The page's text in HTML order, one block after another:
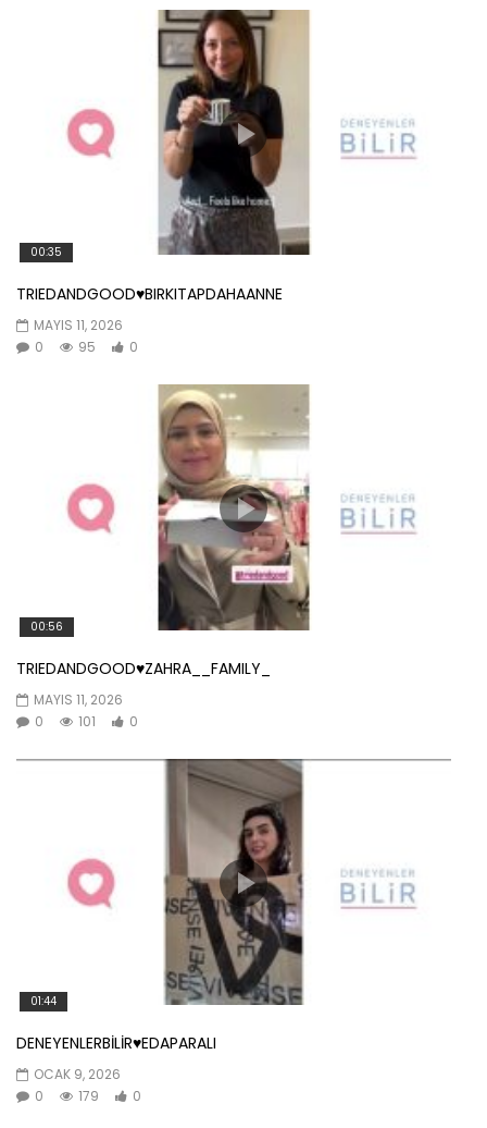
00:35
TRIEDANDGOOD♥️BIRKITAPDAHAANNE
MAYIS 11, 2026
0
95 0
00:56
TRIEDANDGOOD♥️ZAHRA__FAMILY_
MAYIS 11, 2026
0
101 0
01:44
DENEYENLERBİLİR♥️EDAPARALI
OCAK 9, 2026
0
179 0